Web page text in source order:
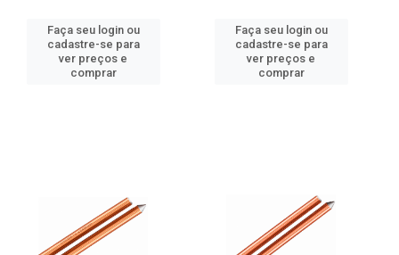
Faça seu login ou
cadastre-se para
ver preços e
comprar
Faça seu login ou
cadastre-se para
ver preços e
comprar